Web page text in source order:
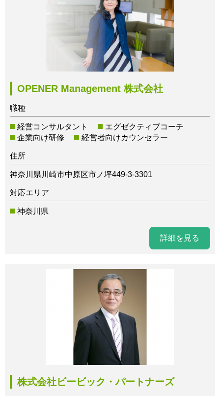
OPENER Management 株式会社
職種
経営コンサルタント
エグゼクティブコーチ
企業向け研修
経営者向けカウンセラー
住所
神奈川県川崎市中原区市ノ坪449-3-3301
対応エリア
神奈川県
詳細を見る
株式会社ビービック・パートナーズ